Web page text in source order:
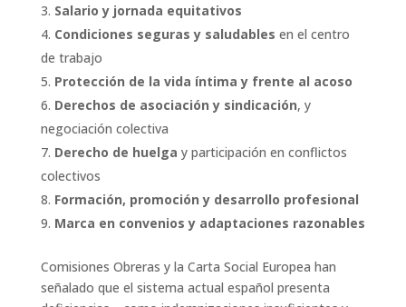
Salario y jornada equitativos
Condiciones seguras y saludables en el centro
de trabajo
Protección de la vida íntima y frente al acoso
Derechos de asociación y sindicación, y
negociación colectiva
Derecho de huelga y participación en conflictos
colectivos
Formación, promoción y desarrollo profesional
Marca en convenios y adaptaciones razonables
Comisiones Obreras y la Carta Social Europea han
señalado que el sistema actual español presenta